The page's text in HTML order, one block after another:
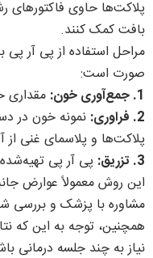
پلاکت‌ها حاوی فاکتورهای
بافت کمک کنند.
مراحل استفاده از پی آر پی
صورت است:
1. جمع‌آوری خون:
مقداری
2. فراوری:
نمونه خون در
پلاکت‌ها و پلاسمای غنی
3. تزریق:
پی آر پی
این روش معمولاً عوارض
مشاوره با پزشک و بررسی
همچنین، توجه به این که
نیاز به چند جلسه درمانی